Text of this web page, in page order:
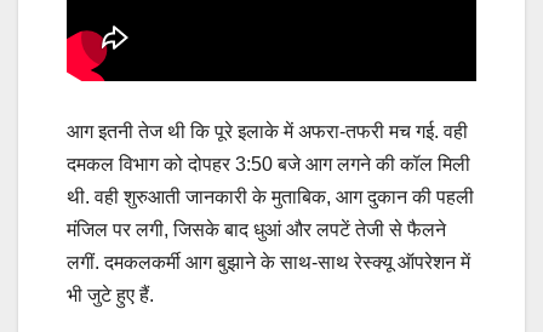
आग इतनी तेज थी कि पूरे इलाके में अफरा-तफरी मच गई. वही
दमकल विभाग को दोपहर 3:50 बजे आग लगने की कॉल मिली
थी. वही शुरुआती जानकारी के मुताबिक, आग दुकान की पहली
मंजिल पर लगी, जिसके बाद धुआं और लपटें तेजी से फैलने
लगीं. दमकलकर्मी आग बुझाने के साथ-साथ रेस्क्यू ऑपरेशन में
भी जुटे हुए हैं.